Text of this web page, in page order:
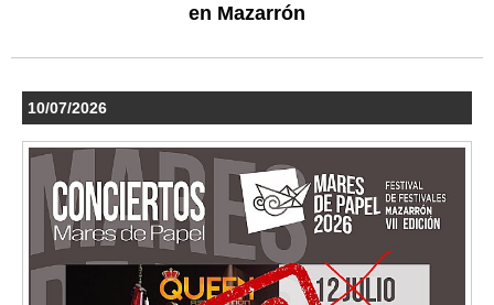
en Mazarrón
10/07/2026